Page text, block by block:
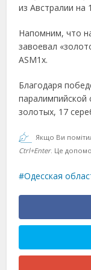
из Австралии на
Напомним, что
завоевал
АSM1x.
Благодаря
паралимпийской
золотых, 17
Якщо Ви
Ctrl+Enter. Це
Одесская